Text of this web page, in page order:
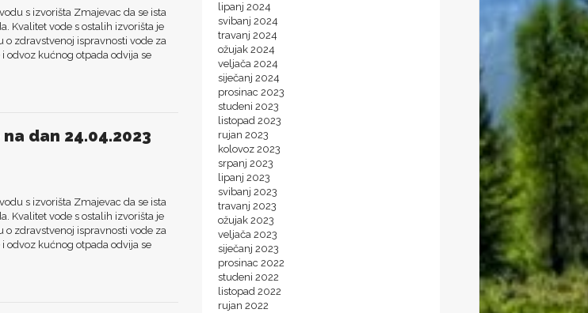
s izvorišta Zmajevac da se ista
Kvalitet vode s ostalih izvorišta je
zdravstvenoj ispravnosti vode za
odvoz kućnog otpada odvija se
dan 24.04.2023
s izvorišta Zmajevac da se ista
Kvalitet vode s ostalih izvorišta je
zdravstvenoj ispravnosti vode za
odvoz kućnog otpada odvija se
lipanj 2024
svibanj 2024
travanj 2024
ožujak 2024
veljača 2024
siječanj 2024
prosinac 2023
studeni 2023
listopad 2023
rujan 2023
kolovoz 2023
srpanj 2023
lipanj 2023
svibanj 2023
travanj 2023
ožujak 2023
veljača 2023
siječanj 2023
prosinac 2022
studeni 2022
listopad 2022
rujan 2022